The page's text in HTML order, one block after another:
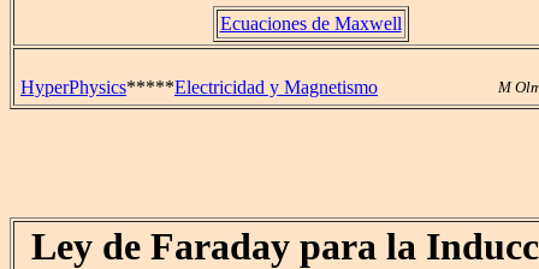
Ecuaciones de Maxwell
HyperPhysics*****Electricidad y Magnetismo M
Ley de Faraday para la